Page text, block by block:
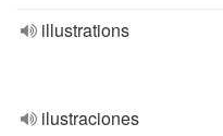
illustrations
ilustraciones